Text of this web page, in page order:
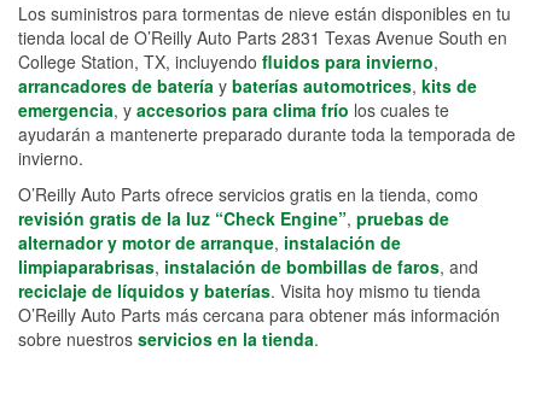
Los suministros para tormentas de nieve están disponibles en tu
tienda local de O’Reilly Auto Parts 2831 Texas Avenue South en
College Station, TX, incluyendo fluidos para invierno,
arrancadores de batería y baterías automotrices, kits de
emergencia, y accesorios para clima frío los cuales te
ayudarán a mantenerte preparado durante toda la temporada de
invierno.
O’Reilly Auto Parts ofrece servicios gratis en la tienda, como
revisión gratis de la luz “Check Engine”, pruebas de
alternador y motor de arranque, instalación de
limpiaparabrisas, instalación de bombillas de faros, and
reciclaje de líquidos y baterías. Visita hoy mismo tu tienda
O’Reilly Auto Parts más cercana para obtener más información
sobre nuestros servicios en la tienda.